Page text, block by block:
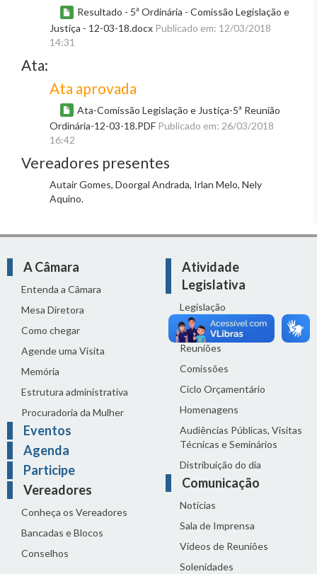
Resultado - 5ª Ordinária - Comissão Legislação e
Justiça - 12-03-18.docx Publicado em: 12/03/2018
14:31
Ata:
Ata aprovada
Ata-Comissão Legislação e Justiça-5ª Reunião
Ordinária-12-03-18.PDF Publicado em: 26/03/2018
16:42
Vereadores presentes
Autair Gomes, Doorgal Andrada, Irlan Melo, Nely
Aquino.
A Câmara
Entenda a Câmara
Mesa Diretora
Como chegar
Agende uma Visita
Memória
Estrutura administrativa
Procuradoria da Mulher
Eventos
Agenda
Participe
Vereadores
Conheça os Vereadores
Bancadas e Blocos
Conselhos
Atividade
Legislativa
Legislação
Proposições
Reuniões
Comissões
Ciclo Orçamentário
Homenagens
Audiências Públicas, Visitas
Técnicas e Seminários
Distribuição do dia
Comunicação
Notícias
Sala de Imprensa
Vídeos de Reuniões
Solenidades